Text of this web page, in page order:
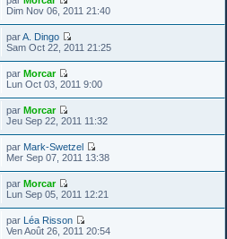
Dim Nov 06, 2011 21:40
parA. Dingo
Sam Oct 22, 2011 21:25
par Morcar
Lun Oct 03, 2011 9:00
par Morcar
Jeu Sep 22, 2011 11:32
par Mark-Swetzel
Mer Sep 07, 2011 13:38
par Morcar
Lun Sep 05, 2011 12:21
par Léa Risson
Ven Août 26, 2011 20:54